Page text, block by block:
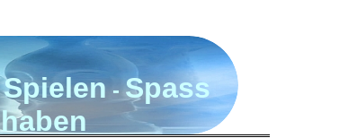
Spielen - Spass
haben